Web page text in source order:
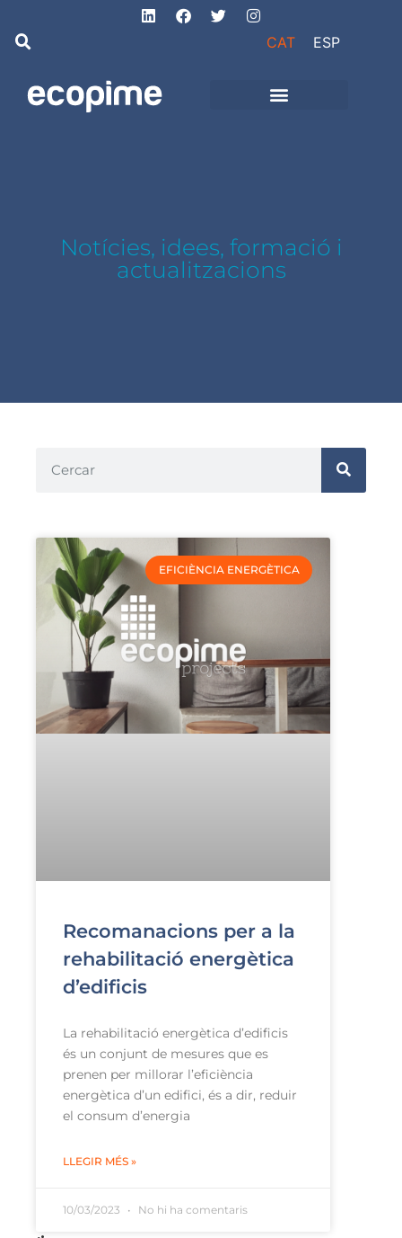
CAT ESP
Notícies, idees, formació i
actualitzacions
EFICIÈNCIA ENERGÈTICA
Recomanacions per a la
rehabilitació energètica
d’edificis
La rehabilitació energètica d’edificis
és un conjunt de mesures que es
prenen per millorar l’eficiència
energètica d’un edifici, és a dir, reduir
el consum d’energia
LLEGIR MÉS »
10/03/2023 No hi ha comentaris